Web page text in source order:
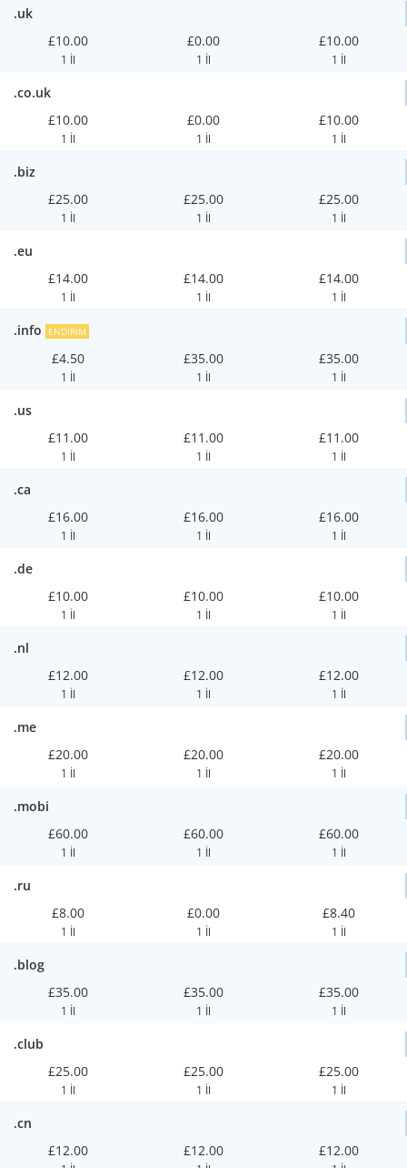
.uk
£10.00
1 İl
£0.00
1 İl
£10.00
1 İl
.co.uk
£10.00
1 İl
£0.00
1 İl
£10.00
1 İl
.biz
£25.00
1 İl
£25.00
1 İl
£25.00
1 İl
.eu
£14.00
1 İl
£14.00
1 İl
£14.00
1 İl
.info ENDIRIM
£4.50
1 İl
£35.00
1 İl
£35.00
1 İl
.us
£11.00
1 İl
£11.00
1 İl
£11.00
1 İl
.ca
£16.00
1 İl
£16.00
1 İl
£16.00
1 İl
.de
£10.00
1 İl
£10.00
1 İl
£10.00
1 İl
.nl
£12.00
1 İl
£12.00
1 İl
£12.00
1 İl
.me
£20.00
1 İl
£20.00
1 İl
£20.00
1 İl
.mobi
£60.00
1 İl
£60.00
1 İl
£60.00
1 İl
.ru
£8.00
1 İl
£0.00
1 İl
£8.40
1 İl
.blog
£35.00
1 İl
£35.00
1 İl
£35.00
1 İl
.club
£25.00
1 İl
£25.00
1 İl
£25.00
1 İl
.cn
£12.00
£12.00 £12.00